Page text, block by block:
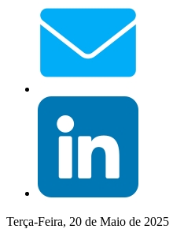
Terça-Feira, 20 de Maio de 2025